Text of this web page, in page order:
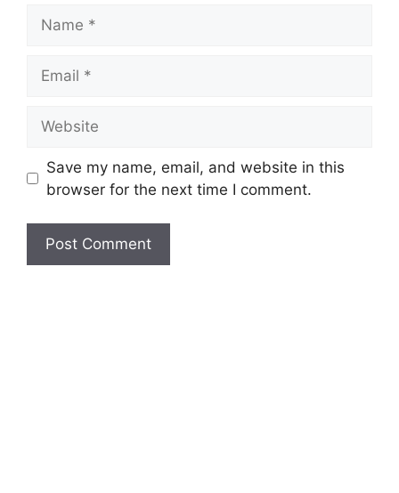
Save my name, email, and website in this
browser for the next time I comment.